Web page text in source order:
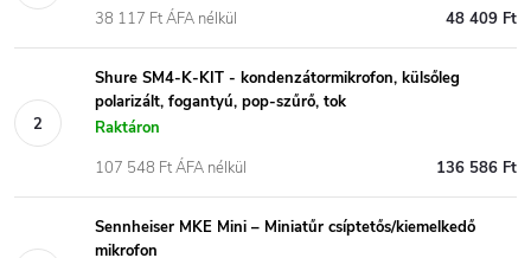
48 409 Ft
38 117 Ft ÁFA nélkül
Shure SM4-K-KIT - kondenzátormikrofon, külsőleg
polarizált, fogantyú, pop-szűrő, tok
Raktáron
136 586 Ft
107 548 Ft ÁFA nélkül
Sennheiser MKE Mini – Miniatűr csíptetős/kiemelkedő
mikrofon